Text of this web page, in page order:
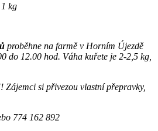
kg
proběhne na farmě v Horním Újezdě
do 12.00 hod. Váha kuřete je 2-2,5 kg,
Zájemci si přivezou vlastní přepravky,
774 162 892